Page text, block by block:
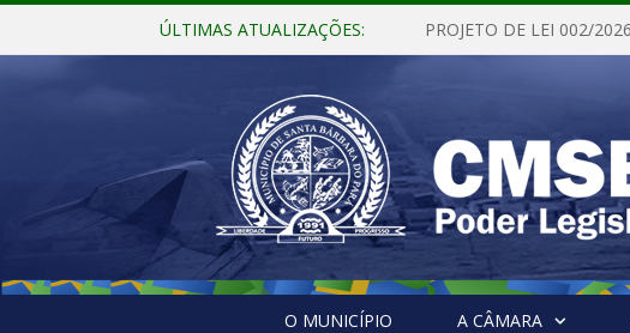
ÚLTIMAS ATUALIZAÇÕES:
O MUNICÍPIO A CÂMARA